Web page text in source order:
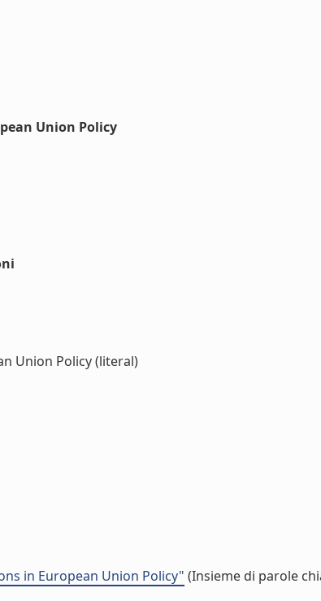
Union Policy
Union Policy (literal)
in European Union Policy" (Insieme di parole